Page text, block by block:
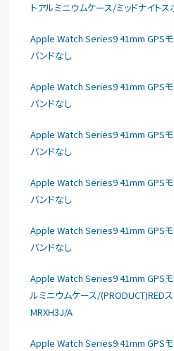
トアルミニウムケース/ミッドナイト
Apple Watch Series9 41mm GPSモ
バンドなし
Apple Watch Series9 41mm GPSモ
バンドなし
Apple Watch Series9 41mm GPSモ
バンドなし
Apple Watch Series9 41mm GPSモ
バンドなし
Apple Watch Series9 41mm GPSモ
バンドなし
Apple Watch Series9 41mm GPSモ
ルミニウムケース/(PRODUCT)RED
MRXH3J/A
Apple Watch Series9 41mm GPSモ